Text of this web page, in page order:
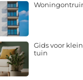
Gids voor
tuin